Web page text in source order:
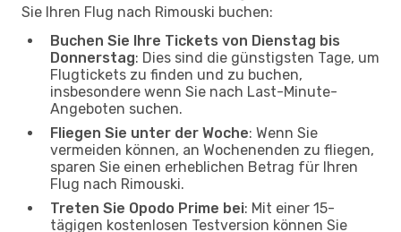
Sie Ihren Flug nach Rimouski buchen:
Buchen Sie Ihre Tickets von Dienstag bis
Donnerstag: Dies sind die günstigsten Tage, um
Flugtickets zu finden und zu buchen,
insbesondere wenn Sie nach Last-Minute-
Angeboten suchen.
Fliegen Sie unter der Woche: Wenn Sie
vermeiden können, an Wochenenden zu fliegen,
sparen Sie einen erheblichen Betrag für Ihren
Flug nach Rimouski.
Treten Sie Opodo Prime bei: Mit einer 15-
tägigen kostenlosen Testversion können Sie